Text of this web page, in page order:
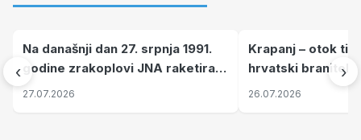
‹
Na današnji dan 27. srpnja 1991.
godine zrakoplovi JNA raketirali
su vojarnu i obučni centar "Nikola
27.07.2026
Krapanj – otok
hrvatski branitelji
pronalaze mir
26.07.2026
›